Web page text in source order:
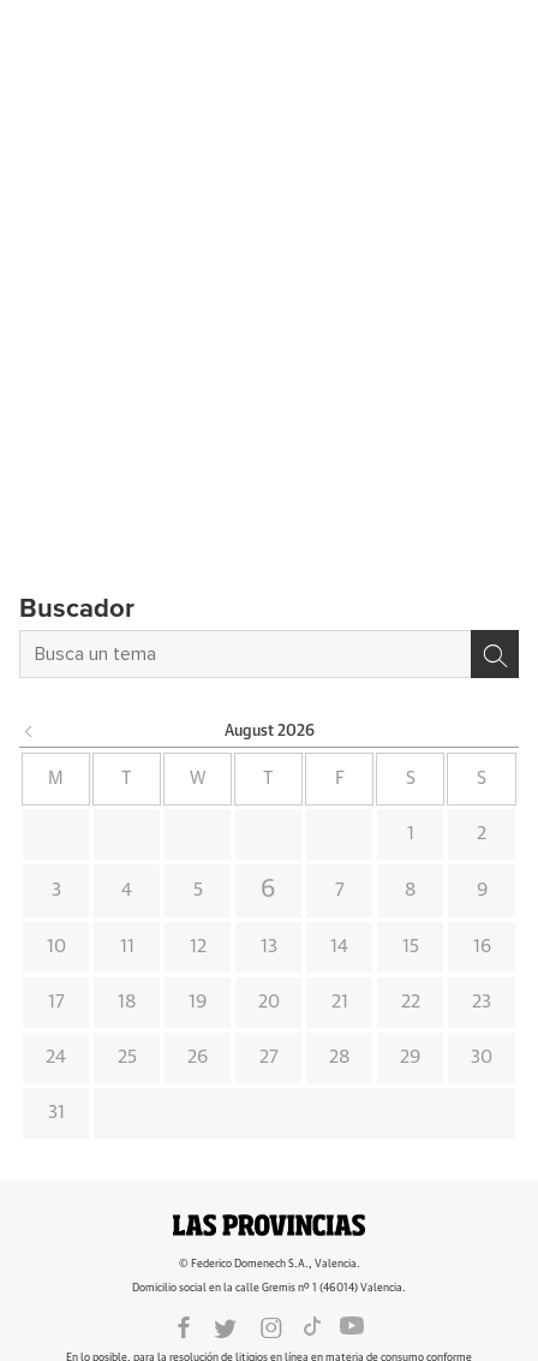
Buscador
August 2026
M W F S S
1 2
3 4 5 6 7 8 9
10 11 12 13 14 15 16
17 18 19 20 21 22 23
24 25 26 27 28 29 30
31
© Federico Domenech S.A., Valencia.
Domicilio social en la calle Gremis nº 1 (46014) Valencia.
En lo posible, para la resolución de litigios en línea en materia de consumo conforme